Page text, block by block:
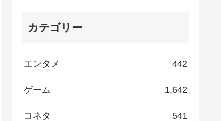
カテゴリー
エンタメ 442
ゲーム 1,642
コネタ 541